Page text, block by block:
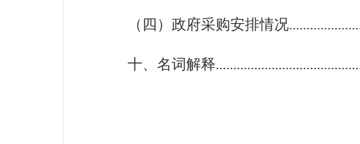
（四）政府采购安排情况
十、名词解释